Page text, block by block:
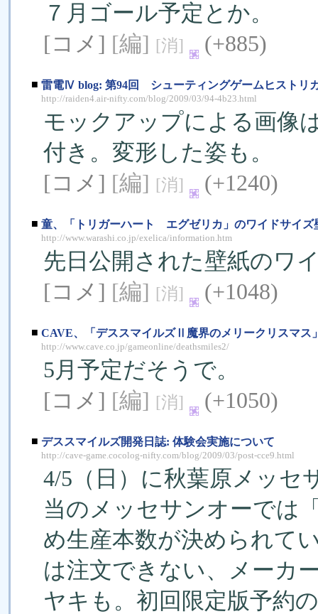
７月ゴール予定とか。
[コメ] [編] [消] (+885)
■ 雷電Ⅳ blog: 第94回 シューティングゲームヒストリ
http://raiden4.air-nifty.com/blog/2009/03/94-4b23.html
モックアップによる画像
付き。変形した姿も。
[コメ] [編] [消] (+1240)
■ 童、「トリガーハート エグゼリカ」のワイドサイズ
http://www.warashi.co.jp/exelica/information.htm
先日公開された壁紙のワ
[コメ] [編] [消] (+1048)
■ CAVE、「デススマイルズⅡ魔界のメリークリスマス
http://www.cave.co.jp/gameonline/deathsmiles2/
5月予定だそうで。
[コメ] [編] [消] (+1050)
■ デススマイルズ開発日誌: 体験会実施について
http://cave-game.cocolog-nifty.com/blog/2009/03/post-cce9.html
4/5（日）に秋葉原メッセ
当のメッセサンオーでは
め生産本数が決められて
は注文できない、メーカ
ヤキも。初回限定版予約